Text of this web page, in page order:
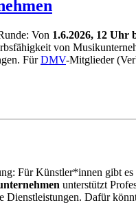
Von 1.6.2026, 12 Uhr
von
FürDMV-Mitglieder
Für Künstler*innen gibt es
unterstützt
Dienstleistungen. Dafür